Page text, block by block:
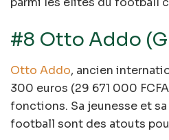
#8 Otto Addo
Otto Addo, ancien
300 euros (29 671 000
fonctions. Sa jeunesse et
football sont des atouts